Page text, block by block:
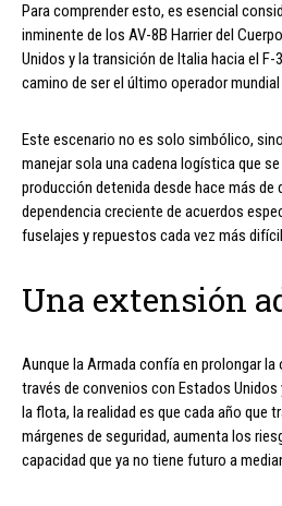
Para comprender esto, es esencial
inminente de los AV-8B Harrier del
Unidos y la transición de Italia hacia el F-
camino de ser el último operador
Este escenario no es solo simbólico,
manejar sola una cadena logística que
producción detenida desde hace más de
dependencia creciente de acuerdos
fuselajes y repuestos cada vez más
Una extensión
Aunque la Armada confía en prolongar
través de convenios con Estados
la flota, la realidad es que cada año que
márgenes de seguridad, aumenta los
capacidad que ya no tiene futuro a